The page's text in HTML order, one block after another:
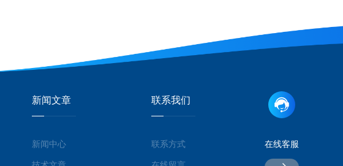
新闻文章
新闻中心
联系我们
联系方式 在线客服